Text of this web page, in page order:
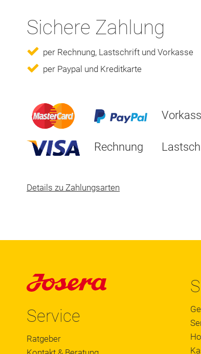
Sichere Zahlung
per Rechnung, Lastschrift und Vorkasse
per Paypal und Kreditkarte
Rechnung
Details zu Zahlungsarten
Service
Ratgeber